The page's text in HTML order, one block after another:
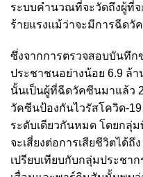
ระบบคำนวณที่จะวัดถึงผู้ที่จ
ร้ายแรงแม้ว่าจะมีการฉีดวั
ซึ่งจากการตรวจสอบบันทึ
ประชาชนอย่างน้อย 6.9 ล้
นั้นเป็นผู้ที่ฉีดวัคซีนมาแล้ว
วัคซีนป้องกันไวรัสโควิด-
ระดับเดียวกันหมด โดยกลุ่
จะเสี่ยงต่อการเสียชีวิตได้ถึ
เปรียบเทียบกับกลุ่มประชา